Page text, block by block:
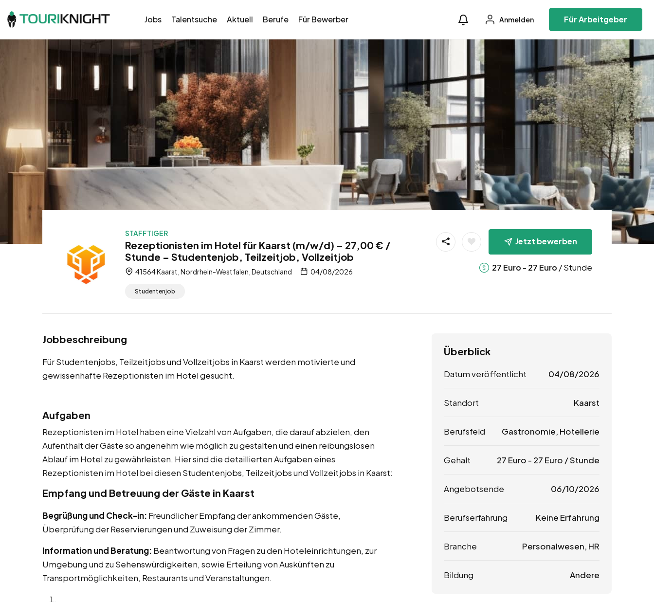
Jobs Talentsuche Aktuell Berufe Für Bewerber Anmelden Für Arbeitgeber
STAFFTIGER
Rezeptionisten im Hotel für Kaarst (m/w/d) – 27,00 € /
Stunde – Studentenjob, Teilzeitjob, Vollzeitjob
41564 Kaarst, Nordrhein-Westfalen, Deutschland 04/08/2026
Studentenjob
Jetzt bewerben
27 Euro - 27 Euro / Stunde
Jobbeschreibung
Für Studentenjobs, Teilzeitjobs und Vollzeitjobs in Kaarst werden motivierte und
gewissenhafte Rezeptionisten im Hotel gesucht.
Aufgaben
Rezeptionisten im Hotel haben eine Vielzahl von Aufgaben, die darauf abzielen, den
Aufenthalt der Gäste so angenehm wie möglich zu gestalten und einen reibungslosen
Ablauf im Hotel zu gewährleisten. Hier sind die detaillierten Aufgaben eines
Rezeptionisten im Hotel bei diesen Studentenjobs, Teilzeitjobs und Vollzeitjobs in Kaarst:
Empfang und Betreuung der Gäste in Kaarst
Begrüßung und Check-in: Freundlicher Empfang der ankommenden Gäste,
Überprüfung der Reservierungen und Zuweisung der Zimmer.
Information und Beratung: Beantwortung von Fragen zu den Hoteleinrichtungen, zur
Umgebung und zu Sehenswürdigkeiten, sowie Erteilung von Auskünften zu
Transportmöglichkeiten, Restaurants und Veranstaltungen.
Überblick
Datum veröffentlicht 04/08/2026
Standort Kaarst
Berufsfeld Gastronomie, Hotellerie
Gehalt 27 Euro - 27 Euro / Stunde
Angebotsende 06/10/2026
Berufserfahrung Keine Erfahrung
Branche Personalwesen, HR
Bildung Andere